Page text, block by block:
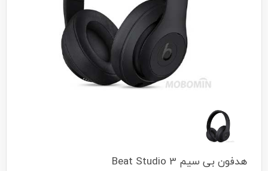
هدفون بی سیم Beat Studio 3